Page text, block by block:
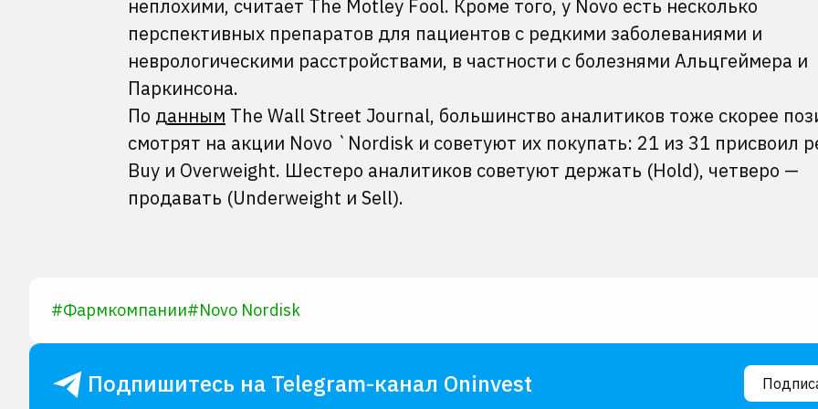
неплохими, считает The Motley Fool. Кроме того, у Novo есть несколько
перспективных препаратов для пациентов с редкими заболеваниями и
неврологическими расстройствами, в частности с болезнями Альцгеймера и
Паркинсона.
По данным The Wall Street Journal, большинство аналитиков тоже скорее
смотрят на акции Novo `Nordisk и советуют их покупать: 21 из 31 присвоил
Buy и Overweight. Шестеро аналитиков советуют держать (Hold), четверо —
продавать (Underweight и Sell).
#Фармкомпании#Novo Nordisk
Подпишитесь на Telegram-канал Oninvest